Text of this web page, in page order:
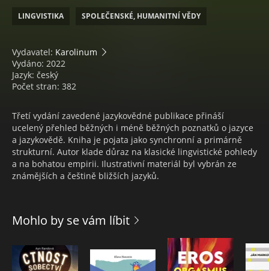
LINGVISTIKA SPOLEČENSKÉ, HUMANITNÍ VĚDY
Vydavatel: Karolinum
Vydáno: 2022
Jazyk: český
Počet stran: 382
Třetí vydání zavedené jazykovědné publikace přináší
ucelený přehled běžných i méně běžných poznatků o jazyce
a jazykovědě. Kniha je pojata jako synchronní a primárně
strukturní. Autor klade důraz na klasické lingvistické pohledy
a na bohatou empirii. Ilustrativní materiál byl vybrán ze
známějších a češtině bližších jazyků.
Mohlo by se vám líbit